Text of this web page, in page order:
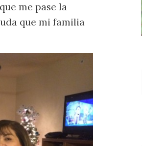
me pase la
que mi familia